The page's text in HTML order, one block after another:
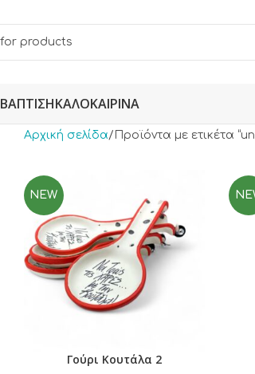
ΒΆΠΤΙΣΗΚΑΛΟΚΑΙΡΙΝΆ
Αρχική σελίδα Προϊόντα με ετικέτα
NEW
Γούρι Κουτάλα 2